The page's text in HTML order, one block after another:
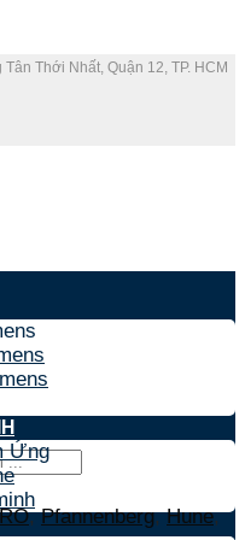
Thới Nhất, Quận 12, TP. HCM
,Pfannenberg,Hune,
Ứng